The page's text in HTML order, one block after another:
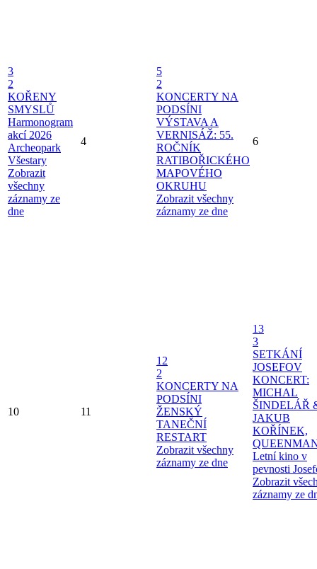
3
2
KOŘENY
SMYSLŮ
Harmonogram
akcí 2026
Archeopark
Všestary
Zobrazit
všechny
záznamy ze
dne
4
5
2
KONCERTY NA
PODSÍNI
VÝSTAVA A
VERNISÁŽ: 55.
ROČNÍK
RATIBOŘICKÉHO
MAPOVÉHO
OKRUHU
Zobrazit všechny
záznamy ze dne
6
10 11
12
2
KONCERTY NA
PODSÍNI
ŽENSKÝ
TANEČNÍ
RESTART
Zobrazit všechny
záznamy ze dne
13
3
SETKÁNÍ
JOSEFOV
KONCERT:
MICHAL
ŠINDELÁŘ
JAKUB
KOŘÍNEK,
Letní kino v
pevnosti
Zobrazit
záznamy ze